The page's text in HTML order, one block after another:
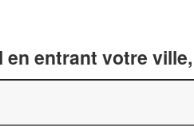
en entrant votre